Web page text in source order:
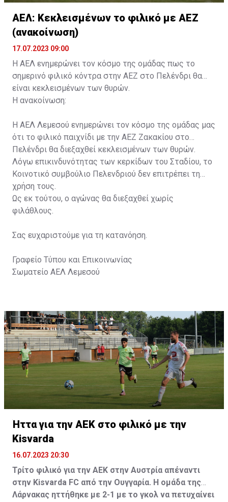
ΑΕΛ: Κεκλεισμένων το φιλικό με ΑΕΖ
(ανακοίνωση)
17.07.2023 09:00
Η ΑΕΛ ενημερώνει τον κόσμο της ομάδας πως το
σημερινό φιλικό κόντρα στην ΑΕΖ στο Πελένδρι θα
είναι κεκλεισμένων των θυρών.
Η ανακοίνωση:
Η ΑΕΛ Λεμεσού ενημερώνει τον κόσμο της ομάδας μας
ότι το φιλικό παιχνίδι με την ΑΕΖ Ζακακίου στο
Πελένδρι θα διεξαχθεί κεκλεισμένων των θυρών.
Λόγω επικινδυνότητας των κερκίδων του Σταδίου, το
Κοινοτικό συμβούλιο Πελενδριού δεν επιτρέπει τη
χρήση τους.
Ως εκ τούτου, ο αγώνας θα διεξαχθεί χωρίς
φιλάθλους.
Σας ευχαριστούμε για τη κατανόηση.
Γραφείο Τύπου και Επικοινωνίας
Σωματείο ΑΕΛ Λεμεσού
Ήττα για την ΑΕΚ στο φιλικό με την
Kisvarda
16.07.2023 20:30
Τρίτο φιλικό για την ΑΕΚ στην Αυστρία απέναντι
στην Kisvarda FC από την Ουγγαρία. Η ομάδα της
Λάρνακας ηττήθηκε με 2-1 με το γκολ να πετυχαίνει